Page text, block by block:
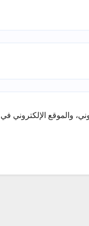
والموقع الإلكتروني